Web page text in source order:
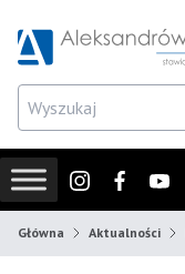
Główna Aktualności